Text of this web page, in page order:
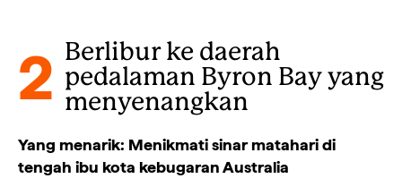
2
Berlibur ke daerah
pedalaman Byron Bay yang
menyenangkan
Yang menarik: Menikmati sinar matahari di
tengah ibu kota kebugaran Australia